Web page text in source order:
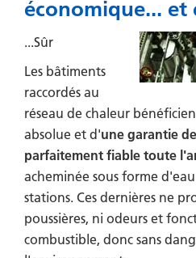
économique...
...Sûr
Les bâtiments
raccordés au
réseau de chaleur
absolue et d'une garantie
parfaitement fiable toute
acheminée sous forme
stations. Ces dernières ne
poussières, ni odeurs et
combustible, donc sans